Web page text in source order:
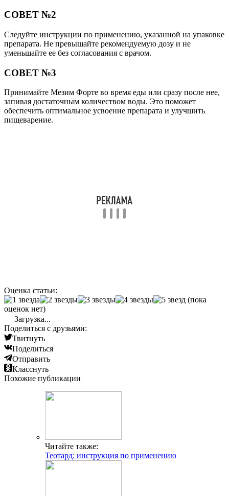
СОВЕТ №2
Следуйте инструкции по применению, указанной на упаковке
препарата. Не превышайте рекомендуемую дозу и не
уменьшайте ее без согласования с врачом.
СОВЕТ №3
Принимайте Мезим Форте во время еды или сразу после нее,
запивая достаточным количеством воды. Это поможет
обеспечить оптимальное усвоение препарата и улучшить
пищеварение.
Оценка статьи:
(пока
оценок нет)
Загрузка...
Поделиться с друзьями:
Твитнуть
Поделиться
Отправить
Класснуть
Похожие публикации
Читайте также:
Теотард: инструкция по применению